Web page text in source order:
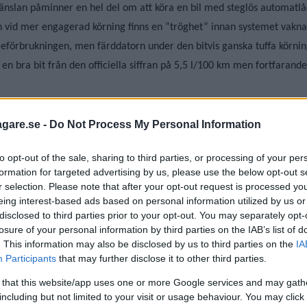
- Do Not Process My Personal Information
opt-out of the sale, sharing to third parties, or processing of your
for targeted advertising by us, please use the below opt-out
selection. Please note that after your opt-out request is processed
interest-based ads based on personal information utilized by us
to third parties prior to your opt-out. You may separately
of your personal information by third parties on the IAB’s list of
This information may also be disclosed by us to third parties on the
Participants that may further disclose it to other third parties.
that this website/app uses one or more Google services and may
but not limited to your visit or usage behaviour. You may
påminner en hel del om att köra en bil med steglös
mer engagerad körning finns en ”tröghet” innan systemet
men färddatorn under den bitvis ganska tuffa
bra bit från den officiella siffran på 5,5 l/100 km men
Tveksamt. Dragvikten är begränsad, 750 kilo är rent uselt.
med rätt körmönster kommer jag säkert bli motbevisad. Jämfört
Ett surt piller att svälja, men den som gör det – vilket Honda
bekväm och tekniskt intressant bil.